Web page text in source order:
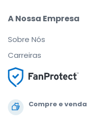
Compre e
A Nossa Empresa
Sobre Nós
Carreiras